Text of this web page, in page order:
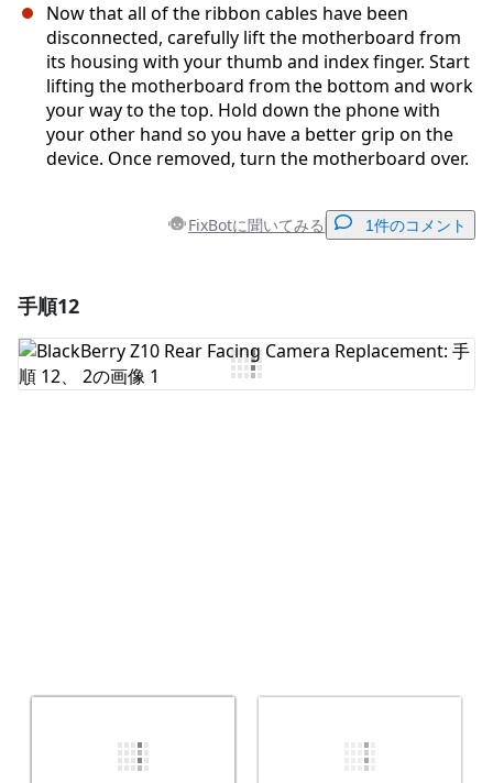
Now that all of the ribbon cables have been
disconnected, carefully lift the motherboard from
its housing with your thumb and index finger. Start
lifting the motherboard from the bottom and work
your way to the top. Hold down the phone with
your other hand so you have a better grip on the
device. Once removed, turn the motherboard over.
FixBotに聞いてみる 1件のコメント
コメントを追加
手順12